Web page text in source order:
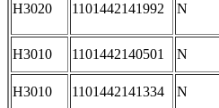
H3020 1101442141992 N
H3010 1101442140501 N
H3010 1101442141334 N